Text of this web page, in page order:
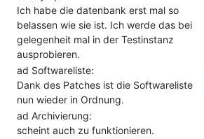
unterhttp://servername/i-doit/
erreichbar ist.
Ich habe die datenbank erst mal so
belassen wie sie ist. Ich werde das bei
gelegenheit mal in der Testinstanz
ausprobieren.
ad Softwareliste:
Dank des Patches ist die Softwareliste
nun wieder in Ordnung.
ad Archivierung:
scheint auch zu funktionieren.